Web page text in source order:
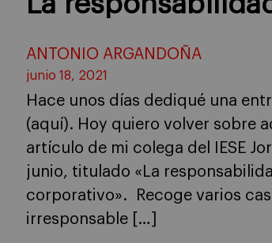
ANTONIO ARGANDOÑA
junio 18, 2021
Hace unos días dediqué una
(aquí). Hoy quiero volver sobre
artículo de mi colega del IESE
junio, titulado «La
corporativo». Recoge varios
irresponsable […]